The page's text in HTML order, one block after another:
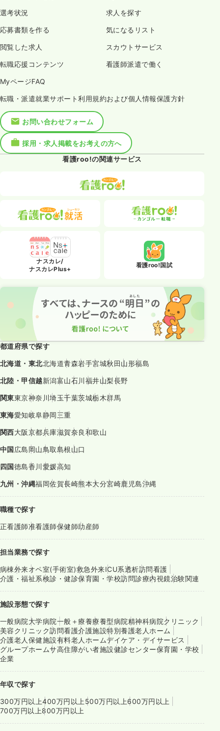
選考状況 求人を探す
応募書類を作る 気になるリスト
閲覧した求人 スカウトサービス
転職応援コンテンツ 看護師派遣で働く
MyページFAQ
転職・派遣就業サポート利用規約および個人情報保護方針
お問い合わせフォーム
採用・求人掲載をお考えの方へ
看護roo!の関連サービス
ナスカレ/
ナスカレPlus+
看護roo!国試
都道府県で探す
北海道・東北北海道青森岩手宮城秋田山形福島
北陸・甲信越新潟富山石川福井山梨長野
関東東京神奈川埼玉千葉茨城栃木群馬
東海愛知岐阜静岡三重
関西大阪京都兵庫滋賀奈良和歌山
中国広島岡山鳥取島根山口
四国徳島香川愛媛高知
九州・沖縄福岡佐賀長崎熊本大分宮崎鹿児島沖縄
職種で探す
正看護師准看護師保健師助産師
担当業務で探す
病棟外来オペ室(手術室)救急外来ICU系透析訪問看護
介護・福祉系検診・健診保育園・学校訪問診療内視鏡治験関連
施設形態で探す
一般病院大学病院一般＋療養療養型病院精神科病院クリニック
美容クリニック訪問看護介護施設特別養護老人ホーム
介護老人保健施設有料老人ホームデイケア・デイサービス
グループホームサ高住障がい者施設健診センター保育園・学校
企業
年収で探す
300万円以上400万円以上 500万円以上600万円以上
700万円以上800万円以上